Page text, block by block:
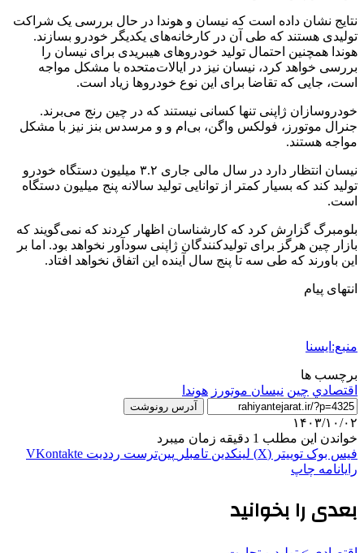
نتایج نشان داده است که نیسان و هوندا در حال بررسی یک شراکت
تولیدی هستند که طی آن در کارخانه‌های یکدیگر خودرو بسازند.
هوندا همچنین احتمال تولید خودروهای هیبریدی برای نیسان را
بررسی خواهد کرد، نیسان نیز در ایالات‌متحده با مشکل مواجه
است، جایی که تقاضا برای این نوع خودروها زیاد است.
خودروسازان ژاپنی تنها کسانی نیستند که در چین رنج می‌برند.
جنرال موتورز، فولکس واگن، بی‌ام و و مرسدس بنز نیز با مشکل
مواجه هستند.
نیسان انتظار دارد در سال مالی جاری ۳.۲ میلیون دستگاه خودرو
تولید کند که بسیار کمتر از توانایی تولید سالانه پنج میلیون دستگاه
است.
بلومبرگ گزارش کرد که کارشناسان اظهار کردند که نمی‌گویند که
بازار چین هرگز برای تولیدکنندگان ژاپنی سودآور نخواهد بود. اما بر
این باورند که طی سه تا پنج سال آینده این اتفاق نخواهد افتاد.
انتهای پیام
منبع:ایسنا
برچسب ها
اقتصادي چین نیسان موتورز هوندا
آدرس رونوشت
۱۴۰۳/۱۰/۰۲
خواندن این مطلب 1 دقیقه زمان میبرد
فیس بوک توییتر (X) لینکدین ‫تامبلر ‫پین‌ترست ‫رددیت ‫VKontakte
رایانامه چاپ
بعدی را بخوانید